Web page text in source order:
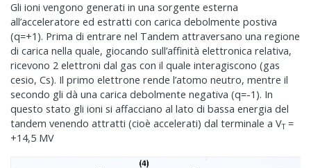
Gli ioni vengono generati in una sorgente esterna
all’acceleratore ed estratti con carica debolmente postiva
(q=+1). Prima di entrare nel Tandem attraversano una regione
di carica nella quale, giocando sull’affinità elettronica relativa,
ricevono 2 elettroni dal gas con il quale interagiscono (gas
cesio, Cs). Il primo elettrone rende l’atomo neutro, mentre il
secondo gli dà una carica debolmente negativa (q=-1). In
questo stato gli ioni si affacciano al lato di bassa energia del
tandem venendo attratti (cioè accelerati) dal terminale a VT=
+14,5 MV